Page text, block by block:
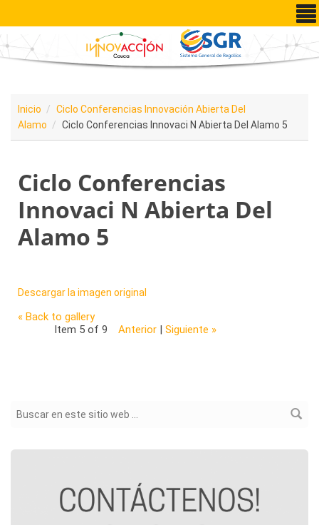
Pasar al contenido principal
Inicio
Ciclo Conferencias Innovación Abierta Del
Alamo
Ciclo Conferencias Innovaci N Abierta Del Alamo 5
Ciclo Conferencias
Innovaci N Abierta Del
Alamo 5
Descargar la imagen original
« Back to gallery
Item 5 of 9
Anterior| Siguiente »
Formulario de búsqueda